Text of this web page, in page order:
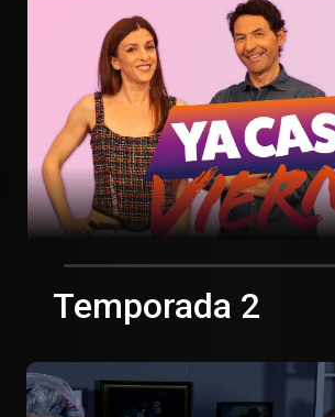
Temporada 2